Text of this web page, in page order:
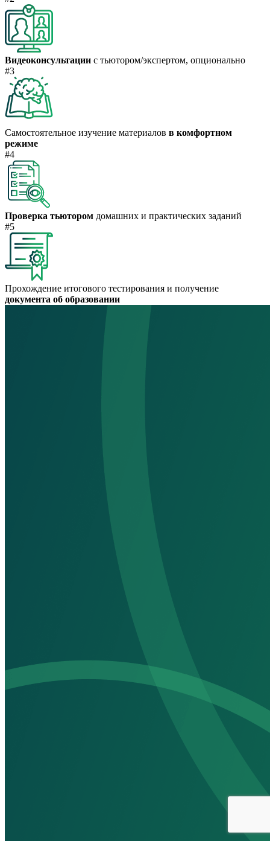
Видеоконсультации с тьютором/экспертом, опционально
#3
Самостоятельное изучение материалов в комфортном
режиме
#4
Проверка тьютором домашних и практических заданий
#5
Прохождение итогового тестирования и получение
документа об образовании